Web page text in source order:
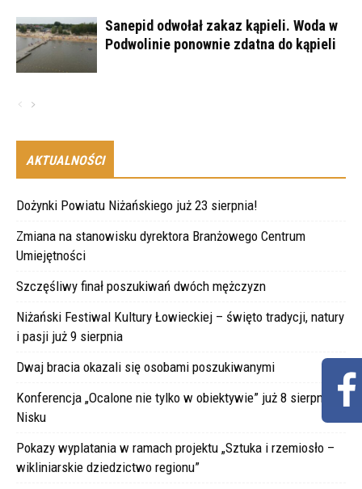
Sanepid odwołał zakaz kąpieli. Woda w
Podwolinie ponownie zdatna do kąpieli
AKTUALNOŚCI
Dożynki Powiatu Niżańskiego już 23 sierpnia!
Zmiana na stanowisku dyrektora Branżowego Centrum
Umiejętności
Szczęśliwy finał poszukiwań dwóch mężczyzn
Niżański Festiwal Kultury Łowieckiej – święto tradycji, natury
i pasji już 9 sierpnia
Dwaj bracia okazali się osobami poszukiwanymi
Konferencja „Ocalone nie tylko w obiektywie” już 8 sierpnia w
Nisku
Pokazy wyplatania w ramach projektu „Sztuka i rzemiosło –
wikliniarskie dziedzictwo regionu”